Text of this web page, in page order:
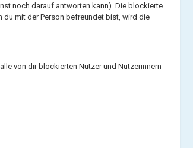
noch darauf antworten kann). Die blockierte
du mit der Person befreundet bist, wird die
von dir blockierten Nutzer und Nutzerinnern